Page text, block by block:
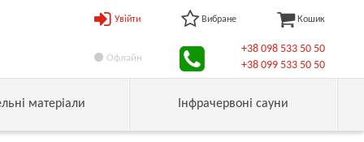
Увійти Вибране Кошик
Офлайн
+38 098 533 50 50
+38 099 533 50 50
матеріали Інфрачервоні сауни